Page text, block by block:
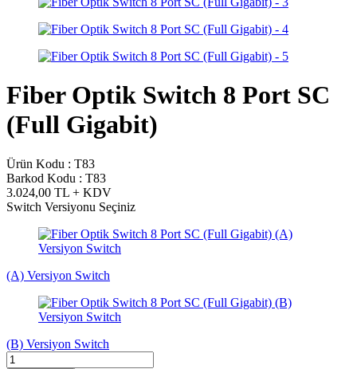
Fiber Optik Switch 8 Port SC
(Full Gigabit)
Ürün Kodu : T83
Barkod Kodu : T83
3.024,00 TL + KDV
Switch Versiyonu Seçiniz
(A) Versiyon Switch
(B) Versiyon Switch